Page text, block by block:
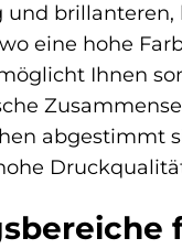
eine hohe
Ihnen
abgestimmt